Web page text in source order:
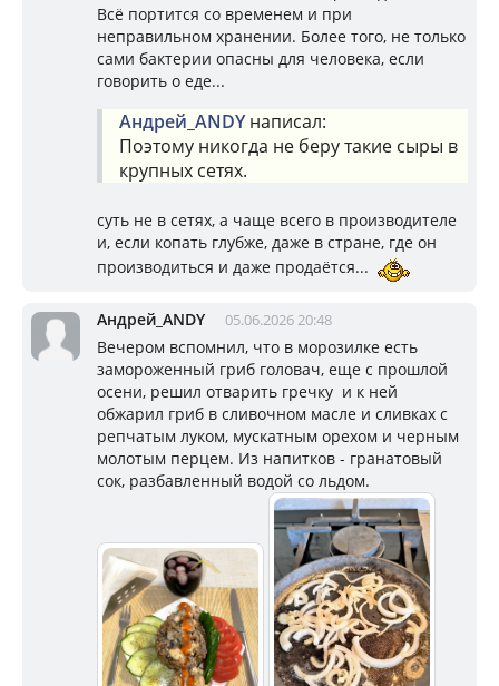
Всё портится со временем и при
неправильном хранении. Более того, не только
сами бактерии опасны для человека, если
говорить о еде...
Андрей_ANDYнаписал:
Поэтому никогда не беру такие сыры в
крупных сетях.
суть не в сетях, а чаще всего в производителе
и, если копать глубже, даже в стране, где он
производиться и даже продаётся...
Андрей_ANDY 05.06.2026 20:48
Вечером вспомнил, что в морозилке есть
замороженный гриб головач, еще с прошлой
осени, решил отварить гречку и к ней
обжарил гриб в сливочном масле и сливках с
репчатым луком, мускатным орехом и черным
молотым перцем. Из напитков - гранатовый
сок, разбавленный водой со льдом.